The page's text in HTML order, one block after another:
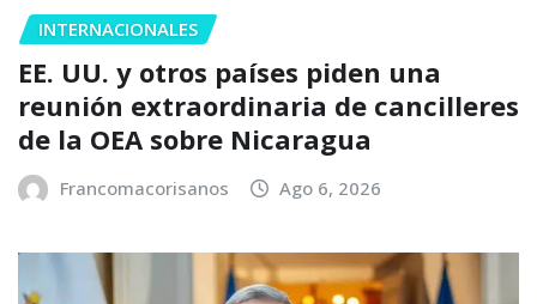
INTERNACIONALES
EE. UU. y otros países piden una
reunión extraordinaria de cancilleres
de la OEA sobre Nicaragua
Francomacorisanos Ago 6, 2026